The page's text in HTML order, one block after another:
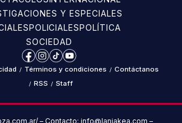
Y ESPECIALES
POLICIALESPOLÍTICA
SOCIEDAD
Facebook
Instagram
TikTokYouTube
/ Términos y condiciones / Contáctanos
/ RSS / Staff
– Contacto: info@laniakea.com –